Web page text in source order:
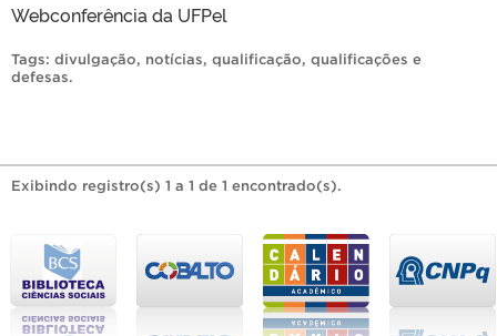
Webconferência da UFPel
Tags: divulgação, notícias, qualificação, qualificações e
defesas.
Exibindo registro(s) 1 a 1 de 1 encontrado(s).